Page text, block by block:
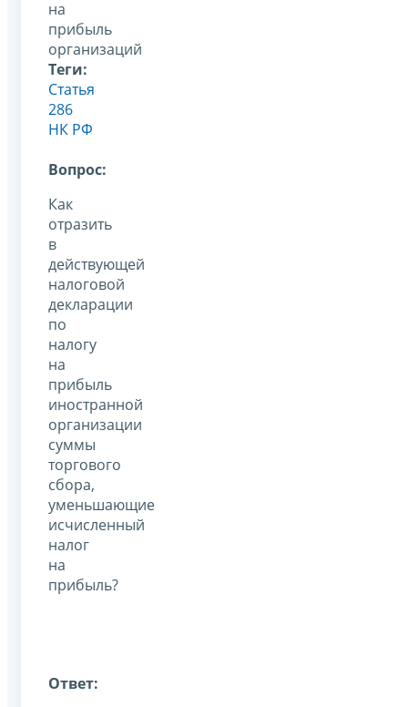
на
прибыль
организаций
Теги:
Статья
286
НК РФ
Вопрос:
Как
отразить
в
действующей
налоговой
декларации
по
налогу
на
прибыль
иностранной
организации
суммы
торгового
сбора,
уменьшающие
исчисленный
налог
на
прибыль?
Ответ: